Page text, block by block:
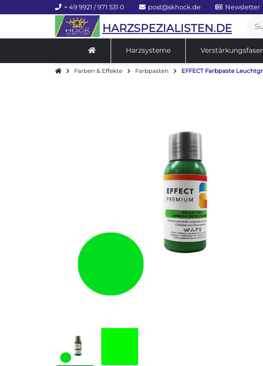
+ 49 9921 / 971 531 0 post@skhock.de Newsletter
HARZSPEZIALISTEN.DE
Harzsysteme
Farben & Effekte Farbpasten EFFECT Farbpaste